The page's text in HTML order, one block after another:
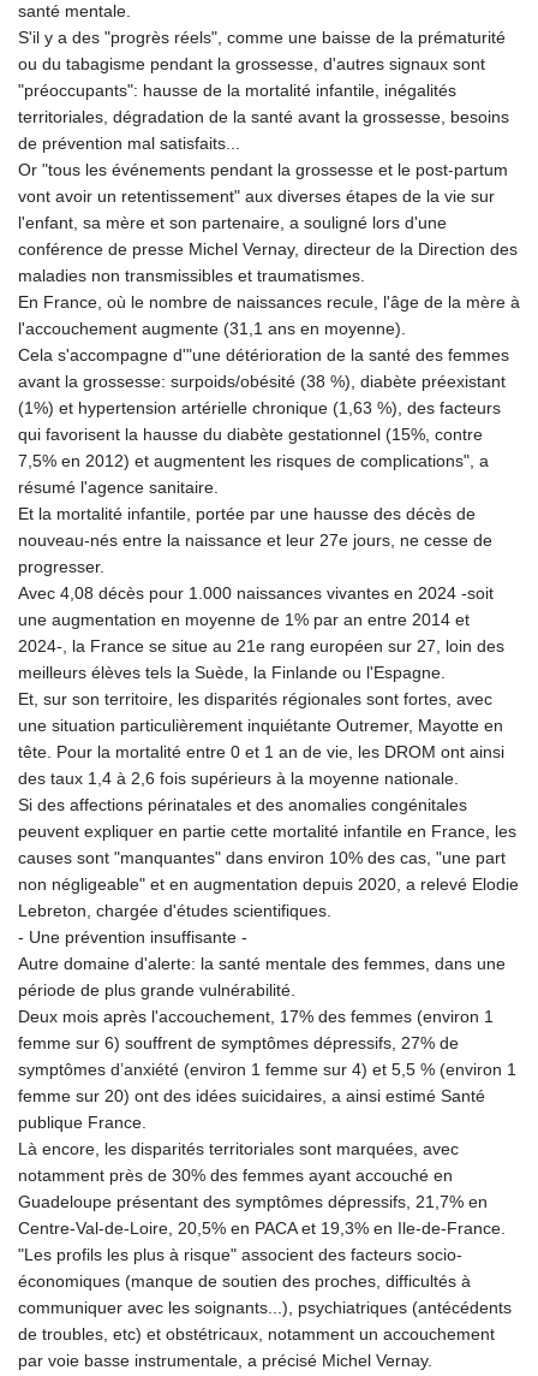
santé mentale.
S'il y a des "progrès réels", comme une baisse de la prématurité
ou du tabagisme pendant la grossesse, d'autres signaux sont
"préoccupants": hausse de la mortalité infantile, inégalités
territoriales, dégradation de la santé avant la grossesse, besoins
de prévention mal satisfaits...
Or "tous les événements pendant la grossesse et le post-partum
vont avoir un retentissement" aux diverses étapes de la vie sur
l'enfant, sa mère et son partenaire, a souligné lors d'une
conférence de presse Michel Vernay, directeur de la Direction des
maladies non transmissibles et traumatismes.
En France, où le nombre de naissances recule, l'âge de la mère à
l'accouchement augmente (31,1 ans en moyenne).
Cela s'accompagne d'"une détérioration de la santé des femmes
avant la grossesse: surpoids/obésité (38 %), diabète préexistant
(1%) et hypertension artérielle chronique (1,63 %), des facteurs
qui favorisent la hausse du diabète gestationnel (15%, contre
7,5% en 2012) et augmentent les risques de complications", a
résumé l'agence sanitaire.
Et la mortalité infantile, portée par une hausse des décès de
nouveau-nés entre la naissance et leur 27e jours, ne cesse de
progresser.
Avec 4,08 décès pour 1.000 naissances vivantes en 2024 -soit
une augmentation en moyenne de 1% par an entre 2014 et
2024-, la France se situe au 21e rang européen sur 27, loin des
meilleurs élèves tels la Suède, la Finlande ou l'Espagne.
Et, sur son territoire, les disparités régionales sont fortes, avec
une situation particulièrement inquiétante Outremer, Mayotte en
tête. Pour la mortalité entre 0 et 1 an de vie, les DROM ont ainsi
des taux 1,4 à 2,6 fois supérieurs à la moyenne nationale.
Si des affections périnatales et des anomalies congénitales
peuvent expliquer en partie cette mortalité infantile en France, les
causes sont "manquantes" dans environ 10% des cas, "une part
non négligeable" et en augmentation depuis 2020, a relevé Elodie
Lebreton, chargée d'études scientifiques.
- Une prévention insuffisante -
Autre domaine d'alerte: la santé mentale des femmes, dans une
période de plus grande vulnérabilité.
Deux mois après l'accouchement, 17% des femmes (environ 1
femme sur 6) souffrent de symptômes dépressifs, 27% de
symptômes d’anxiété (environ 1 femme sur 4) et 5,5 % (environ 1
femme sur 20) ont des idées suicidaires, a ainsi estimé Santé
publique France.
Là encore, les disparités territoriales sont marquées, avec
notamment près de 30% des femmes ayant accouché en
Guadeloupe présentant des symptômes dépressifs, 21,7% en
Centre-Val-de-Loire, 20,5% en PACA et 19,3% en Ile-de-France.
"Les profils les plus à risque" associent des facteurs socio-
économiques (manque de soutien des proches, difficultés à
communiquer avec les soignants...), psychiatriques (antécédents
de troubles, etc) et obstétricaux, notamment un accouchement
par voie basse instrumentale, a précisé Michel Vernay.